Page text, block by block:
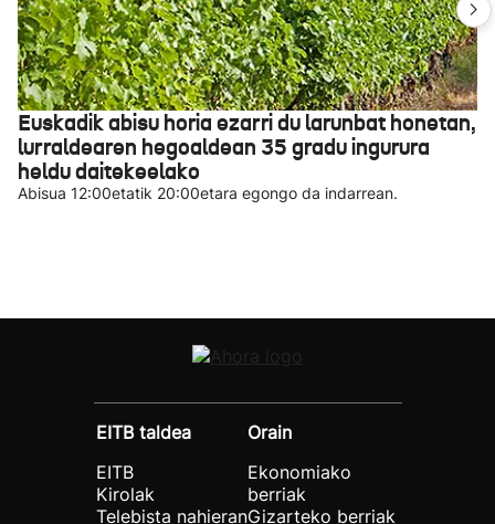
Euskadik abisu horia ezarri du larunbat honetan,
lurraldearen hegoaldean 35 gradu ingurura
heldu daitekeelako
Abisua 12:00etatik 20:00etara egongo da indarrean.
EITB taldea
EITB
Kirolak
Telebista nahieran
Orain
Ekonomiako
berriak
Gizarteko berriak